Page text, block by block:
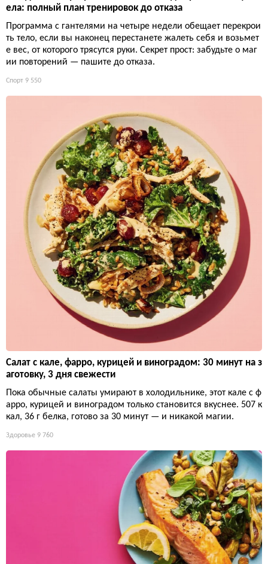
ела: полный план тренировок до отказа
Программа с гантелями на четыре недели обещает перекрои
ть тело, если вы наконец перестанете жалеть себя и возьмет
е вес, от которого трясутся руки. Секрет прост: забудьте о маг
ии повторений — пашите до отказа.
Спорт 9 550
Салат с кале, фарро, курицей и виноградом: 30 минут на з
аготовку, 3 дня свежести
Пока обычные салаты умирают в холодильнике, этот кале с ф
арро, курицей и виноградом только становится вкуснее. 507 к
кал, 36 г белка, готово за 30 минут — и никакой магии.
Здоровье 9 760